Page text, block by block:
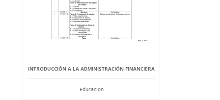
INTRODUCCIÓN A LA ADMINISTRACIÓN FINANCIERA
Educación